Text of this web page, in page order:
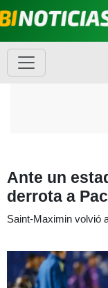
Ante un
derrota a
Saint-Maximin volvió